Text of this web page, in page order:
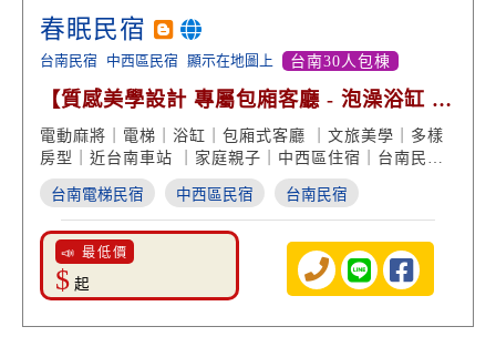
春眠民宿
台南民宿 中西區民宿 顯示在地圖上 台南30人包棟
【質感美學設計 專屬包廂客廳 - 泡澡浴缸 貼
心電梯設備】
電動麻將｜電梯｜浴缸｜包廂式客廳 ｜文旅美學｜多樣
房型｜近台南車站 ｜家庭親子｜中西區住宿｜台南民宿
推薦
台南電梯民宿 中西區民宿 台南民宿
📣 最低價
$ 起